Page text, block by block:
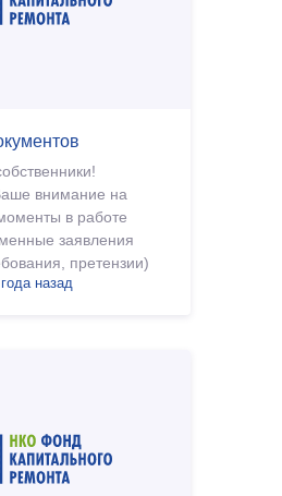
внимание на
в работе
заявления
претензии)
в
назад